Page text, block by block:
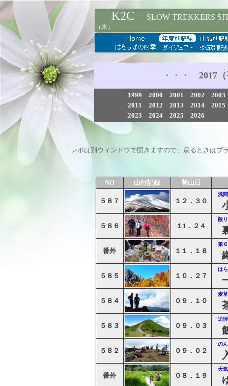
K2C SLOW TREKKERS
（木）
・・・ 2017
1999 2000 2001 2002
2003
2011
2012 2013 2014
2015
2023
2024 2025 2026
レポは別ウィンドウで開きますので、戻るときはブ
NO 山行記録 登山日
５８７ １２．３０
浅
５８６ １1．２４
散
番外 １１．１８
第
５８５ １０．２７
は
５８４ ０９．１０
麦
５８３ ０９．０３
追
５８２ ０９．０２
の
番外 ０８．１９
天